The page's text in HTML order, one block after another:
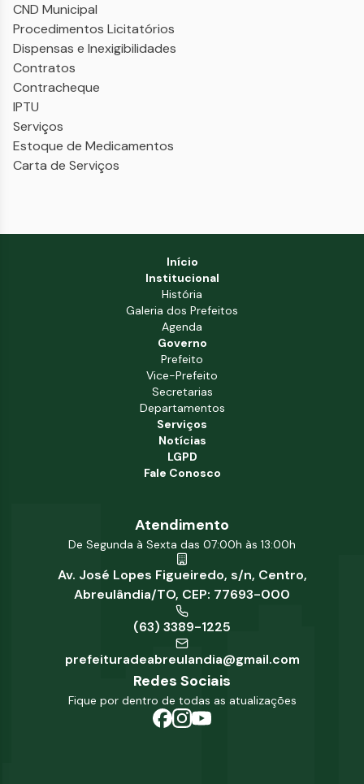
CND Municipal
Procedimentos Licitatórios
Dispensas e Inexigibilidades
Contratos
Contracheque
IPTU
Serviços
Estoque de Medicamentos
Carta de Serviços
Início
Institucional
História
Galeria dos Prefeitos
Agenda
Governo
Prefeito
Vice-Prefeito
Secretarias
Departamentos
Serviços
Notícias
LGPD
Fale Conosco
Atendimento
De Segunda à Sexta das 07:00h às 13:00h
Av. José Lopes Figueiredo, s/n, Centro,
Abreulândia/TO, CEP: 77693-000
(63) 3389-1225
prefeituradeabreulandia@gmail.com
Redes Sociais
Fique por dentro de todas as atualizações